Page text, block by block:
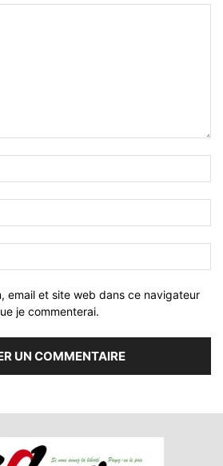
email et site web dans ce navigateur
je commenterai.